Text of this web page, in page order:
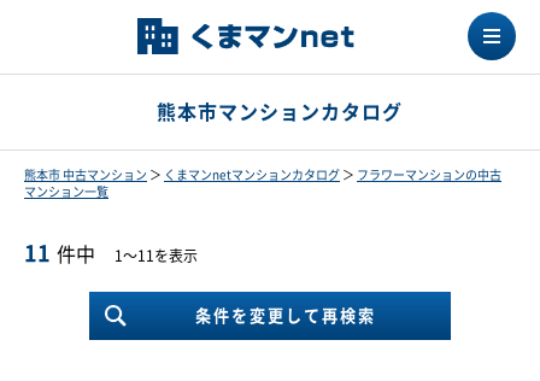
熊本市マンションカタログ
熊本市 中古マンション ＞ くまマンnetマンションカタログ ＞ フラワーマンションの中古
マンション一覧
11 件中 1～11を表示
条件を変更して再検索